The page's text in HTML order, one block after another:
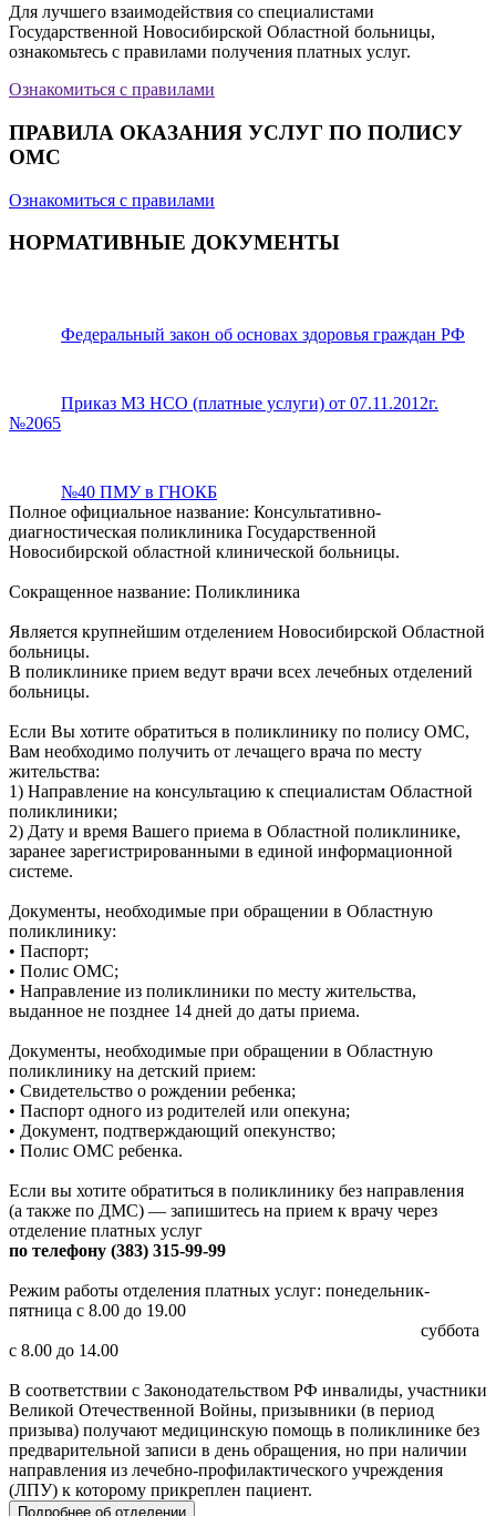
Для лучшего взаимодействия со специалистами
Государственной Новосибирской Областной больницы,
ознакомьтесь с правилами получения платных услуг.
Ознакомиться с правилами
ПРАВИЛА ОКАЗАНИЯ УСЛУГ ПО ПОЛИСУ
ОМС
Ознакомиться с правилами
НОРМАТИВНЫЕ ДОКУМЕНТЫ
Федеральный закон об основах здоровья граждан РФ
Приказ МЗ НСО (платные услуги) от 07.11.2012г.
№2065
№40 ПМУ в ГНОКБ
Полное официальное название: Консультативно-
диагностическая поликлиника Государственной
Новосибирской областной клинической больницы.
Сокращенное название: Поликлиника
Является крупнейшим отделением Новосибирской Областной
больницы.
В поликлинике прием ведут врачи всех лечебных отделений
больницы.
Если Вы хотите обратиться в поликлинику по полису ОМС,
Вам необходимо получить от лечащего врача по месту
жительства:
1) Направление на консультацию к специалистам Областной
поликлиники;
2) Дату и время Вашего приема в Областной поликлинике,
заранее зарегистрированными в единой информационной
системе.
Документы, необходимые при обращении в Областную
поликлинику:
• Паспорт;
• Полис ОМС;
• Направление из поликлиники по месту жительства,
выданное не позднее 14 дней до даты приема.
Документы, необходимые при обращении в Областную
поликлинику на детский прием:
• Свидетельство о рождении ребенка;
• Паспорт одного из родителей или опекуна;
• Документ, подтверждающий опекунство;
• Полис ОМС ребенка.
Если вы хотите обратиться в поликлинику без направления
(а также по ДМС) — запишитесь на прием к врачу через
отделение платных услуг
по телефону (383) 315-99-99
Режим работы отделения платных услуг: понедельник-
пятница с 8.00 до 19.00
суббота
с 8.00 до 14.00
В соответствии с Законодательством РФ инвалиды, участники
Великой Отечественной Войны, призывники (в период
призыва) получают медицинскую помощь в поликлинике без
предварительной записи в день обращения, но при наличии
направления из лечебно-профилактического учреждения
(ЛПУ) к которому прикреплен пациент.
Подробнее об отделении